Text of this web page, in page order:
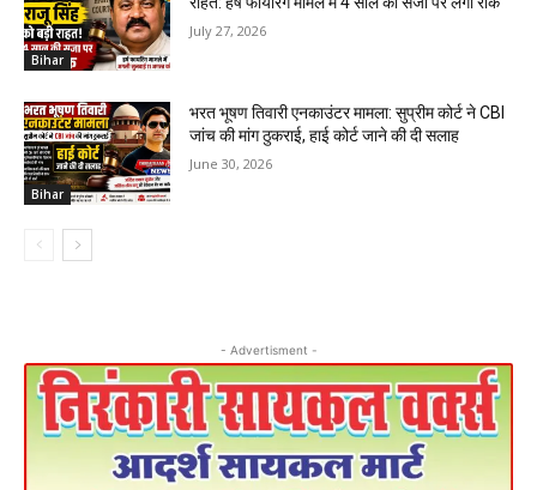
Bihar
July 27, 2026
Bihar
भरत भूषण तिवारी एनकाउंटर मामला: सुप्रीम कोर्ट ने CBI
जांच की मांग ठुकराई, हाई कोर्ट जाने की दी सलाह
June 30, 2026
- Advertisment -